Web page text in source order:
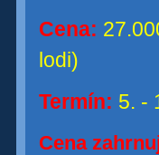
Cena:
lodi)
Termín: 5. -
Cena